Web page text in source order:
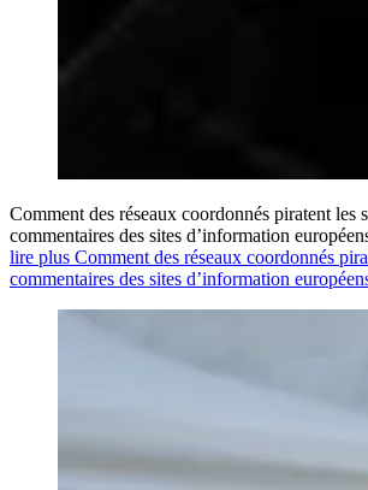
Comment des réseaux coordonnés piratent les
commentaires des sites d’information
lire plus Comment des réseaux coordonnés
commentaires des sites d’information